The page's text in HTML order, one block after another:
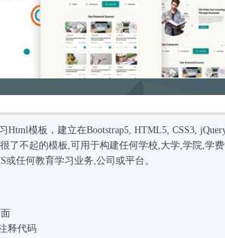
Html模板 ，建立在Bootstrap5, HTML5, CSS3,
了不起的模板,可用于构建任何学校,大学,学院,学
或任何教育学习业务,公司或平台。
释代码